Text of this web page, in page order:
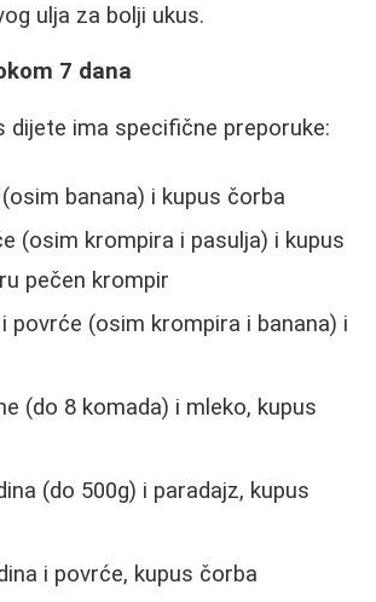
ulja za bolji ukus.
7 dana
dijete ima specifične preporuke:
banana) i kupus čorba
(osim krompira i pasulja) i kupus
pečen krompir
povrće (osim krompira i banana) i
(do 8 komada) i mleko, kupus
(do 500g) i paradajz, kupus
i povrće, kupus čorba